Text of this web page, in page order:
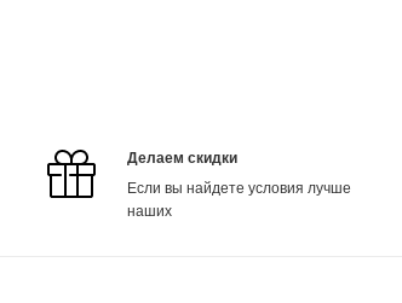
Делаем скидки
Если вы найдете условия лучше
наших